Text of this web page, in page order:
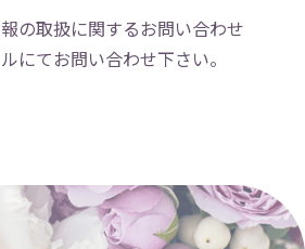
の取扱に関するお問い合わせ
にてお問い合わせ下さい。